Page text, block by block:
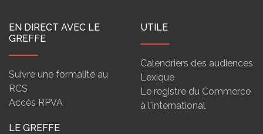
EN DIRECT AVEC LE
GREFFE
Suivre une formalité au
RCS
Accès RPVA
UTILE
Calendriers des audiences
Lexique
Le registre du Commerce
à l'international
LE GREFFE